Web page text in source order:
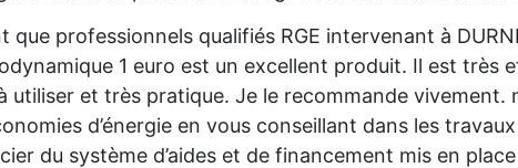
que professionnels qualifiés RGE intervenant à
1 euro est un excellent produit. Il est très
utiliser et très pratique. Je le recommande vivement.
d’énergie en vous conseillant dans les
du système d’aides et de financement mis en